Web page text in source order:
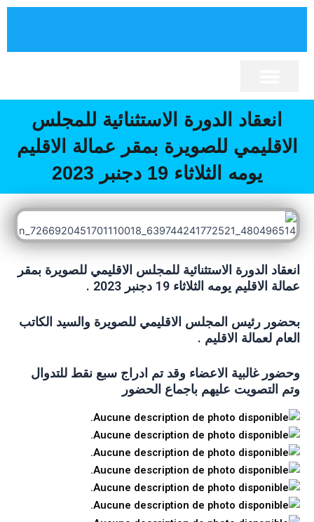
تخطي
انعقاد الدورة الاستثنائية للمجلس
الاقليمي للصويرة بمقر عمالة الاقليم
يومه الثلاثاء 19 دجنبر 2023
انعقاد الدورة الاستثنائية للمجلس الاقليمي للصويرة بمقر
عمالة الاقليم يومه الثلاثاء 19 دجنبر 2023 .
بحضور رئيس المجلس الاقليمي للصويرة والسيد الكاتب
العام لعمالة الاقليم .
وحضور غالبية الاعضاء وقد تم ادراج سبع نقط للتدوال
وتم التصويت عليهم باجماع الحضور